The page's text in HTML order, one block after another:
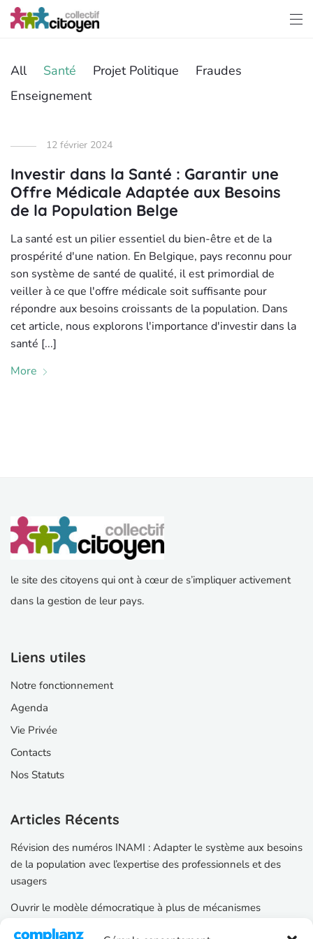
All Santé Projet Politique
Fraudes
Enseignement
12 février 2024
Investir dans la Santé : Garantir une
Offre Médicale Adaptée aux Besoins
de la Population Belge
La santé est un pilier essentiel du bien-être et de la
prospérité d'une nation. En Belgique, pays reconnu pour
son système de santé de qualité, il est primordial de
veiller à ce que l'offre médicale soit suffisante pour
répondre aux besoins croissants de la population. Dans
cet article, nous explorons l'importance d'investir dans la
santé [...]
More
le site des citoyens qui ont à cœur de s’impliquer activement
dans la gestion de leur pays.
Liens utiles
Notre fonctionnement
Agenda
Vie Privée
Contacts
Nos Statuts
Articles Récents
Révision des numéros INAMI : Adapter le système aux besoins
de la population avec l’expertise des professionnels et des
usagers
Ouvrir le modèle démocratique à plus de mécanismes